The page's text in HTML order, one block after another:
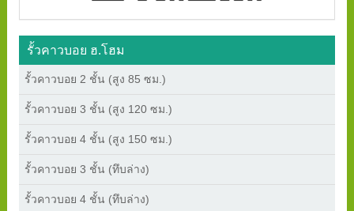
รั้วคาวบอย ฮ.โฮม
รั้วคาวบอย 2 ชั้น (สูง 85 ซม.)
รั้วคาวบอย 3 ชั้น (สูง 120 ซม.)
รั้วคาวบอย 4 ชั้น (สูง 150 ซม.)
รั้วคาวบอย 3 ชั้น (ทึบล่าง)
รั้วคาวบอย 4 ชั้น (ทึบล่าง)